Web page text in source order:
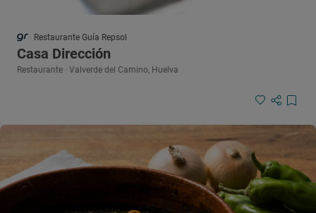
Restaurante Guía Repsol
Casa Dirección
Restaurante · Valverde del Camino, Huelva